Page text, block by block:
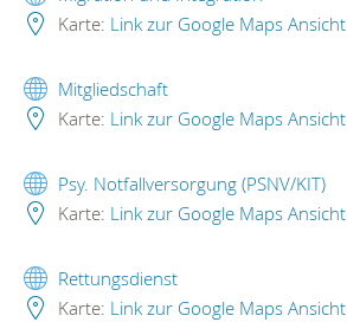
Karte: Link zur Google Maps Ansicht
Mitgliedschaft
Karte: Link zur Google Maps Ansicht
Psy. Notfallversorgung (PSNV/KIT)
Karte: Link zur Google Maps Ansicht
Rettungsdienst
Karte: Link zur Google Maps Ansicht